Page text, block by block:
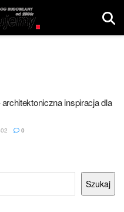
inspiracja dla
0
Szukaj